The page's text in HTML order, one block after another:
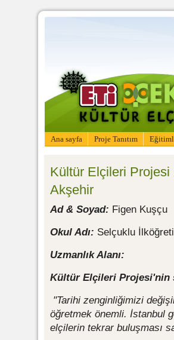
Ana sayfa Proje Tanıtım
Kültür Elçileri Projesi
Akşehir
Ad & Soyad: Figen Kuşçu
Okul Adı: Selçuklu
Uzmanlık Alanı:
Kültür Elçileri Projesi'nin
"Tarihi zenginliğimizi
öğretmek önemli. İstanbul
elçilerin tekrar buluşması